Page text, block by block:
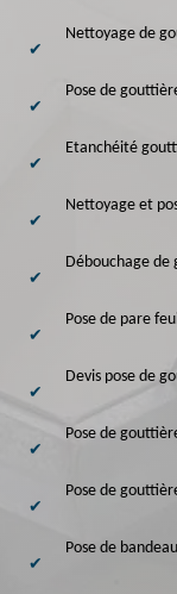
Nettoyage de
Pose de
Etanchéité
Nettoyage et
Débouchage
Pose de pare
Devis pose de
Pose de
Pose de
Pose de